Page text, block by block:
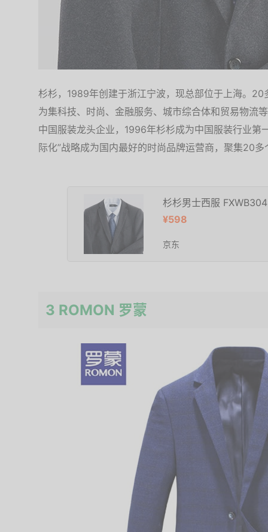
杉杉，1989年创建于浙江宁波，现总部位于上海。
为集科技、时尚、金融服务、城市综合体和贸易物流
中国服装龙头企业，1996年杉杉成为中国服装行业第
际化”战略成为国内最好的时尚品牌运营商，聚集20
杉杉男士西服
¥598
京东
3 ROMON 罗蒙